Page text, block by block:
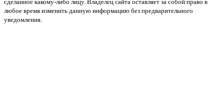
сделанное какому-либо лицу. Владелец сайта оставляет за собой право в
любое время изменить данную информацию без предварительного
уведомления.